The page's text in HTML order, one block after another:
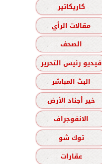
كاريكاتير
مقالات الرأي
الصحف
فيديو رئيس التحرير
البث المباشر
خير أجناد الأرض
الانفوجراف
توك شو
عقارات